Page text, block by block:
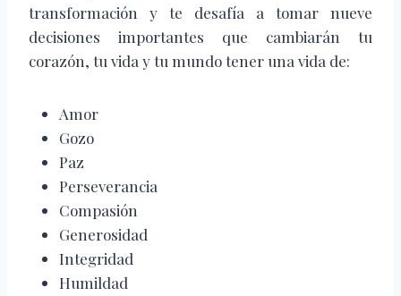
transformación y te desafía a tomar nueve
decisiones importantes que cambiarán tu
corazón, tu vida y tu mundo tener una vida de:
Amor
Gozo
Paz
Perseverancia
Compasión
Generosidad
Integridad
Humildad